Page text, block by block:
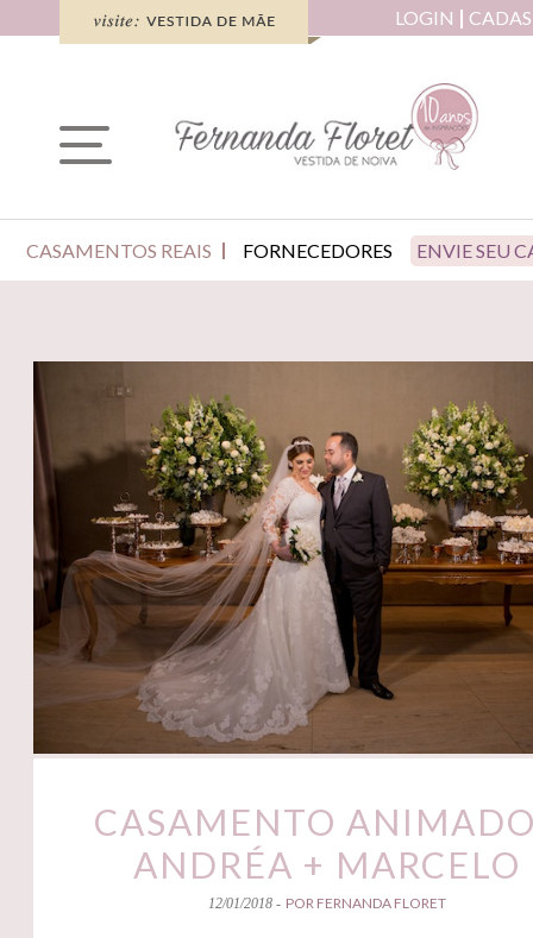
LOGIN
CASAMENTOS REAIS FORNECEDORES ENVIE SEU
CASAMENTO
ANDRÉA + MARCELO
12/01/2018 - POR FERNANDA FLORET